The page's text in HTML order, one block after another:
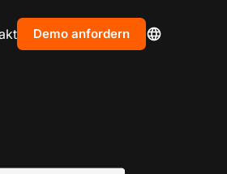
Demo anfordern